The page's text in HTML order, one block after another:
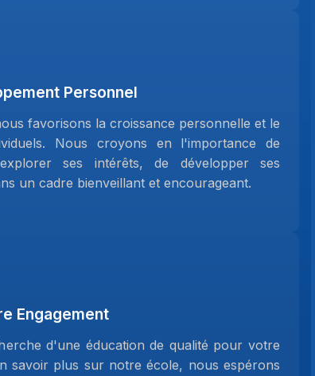
Personnel
favorisons la croissance personnelle et le
Nous croyons en l'importance de
ses intérêts, de développer ses
un cadre bienveillant et encourageant.
Engagement
d'une éducation de qualité pour votre
savoir plus sur notre école, nous espérons